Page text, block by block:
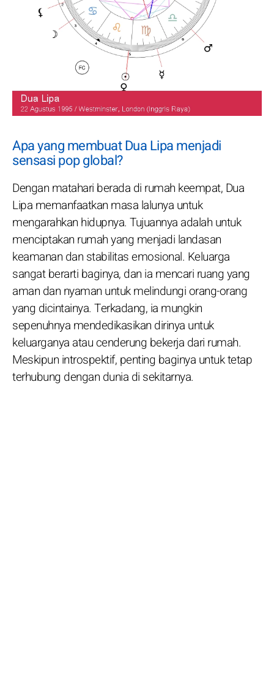
Apa yang membuat Dua Lipa menjadi
sensasi pop global?
Dengan matahari berada di rumah keempat, Dua
Lipa memanfaatkan masa lalunya untuk
mengarahkan hidupnya. Tujuannya adalah untuk
menciptakan rumah yang menjadi landasan
keamanan dan stabilitas emosional. Keluarga
sangat berarti baginya, dan ia mencari ruang yang
aman dan nyaman untuk melindungi orang-orang
yang dicintainya. Terkadang, ia mungkin
sepenuhnya mendedikasikan dirinya untuk
keluarganya atau cenderung bekerja dari rumah.
Meskipun introspektif, penting baginya untuk tetap
terhubung dengan dunia di sekitarnya.